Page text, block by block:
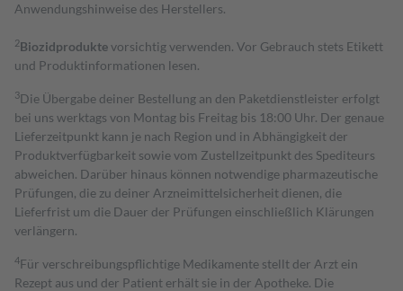
Anwendungshinweise des Herstellers.
2Biozidproduktevorsichtig verwenden. Vor Gebrauch stets Etikett
und Produktinformationen lesen.
3Die Übergabe deiner Bestellung an den Paketdienstleister erfolgt
bei uns werktags von Montag bis Freitag bis 18:00 Uhr. Der genaue
Lieferzeitpunkt kann je nach Region und in Abhängigkeit der
Produktverfügbarkeit sowie vom Zustellzeitpunkt des Spediteurs
abweichen. Darüber hinaus können notwendige pharmazeutische
Prüfungen, die zu deiner Arzneimittelsicherheit dienen, die
Lieferfrist um die Dauer der Prüfungen einschließlich Klärungen
verlängern.
4Für verschreibungspflichtige Medikamente stellt der Arzt ein
Rezept aus und der Patient erhält sie in der Apotheke. Die